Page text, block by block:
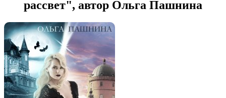
рассвет", автор Ольга Пашнина